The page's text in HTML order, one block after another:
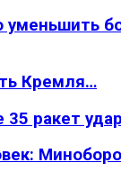
Кремля…
35 ракет